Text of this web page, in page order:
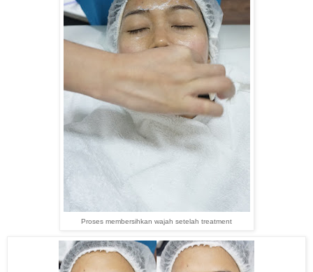
Proses membersihkan wajah setelah treatment